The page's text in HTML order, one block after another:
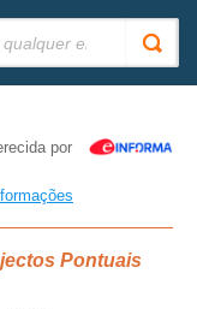
por
Pontuais